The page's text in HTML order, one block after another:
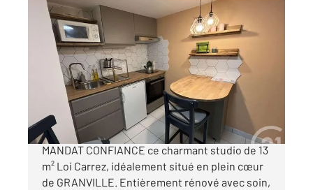
GRANVILLE 50
13 m 2, 1 pièce
Ref : 45424
Appartement F1 à vendre
72 000 €
CENTURY 21 Royer Immo vous propose en
MANDAT CONFIANCE ce charmant studio de 13
m² Loi Carrez, idéalement situé en plein cœur
de GRANVILLE. Entièrement rénové avec soin,